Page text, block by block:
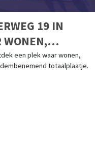
19 IN
WONEN,
een plek waar wonen,
totaalplaatje.